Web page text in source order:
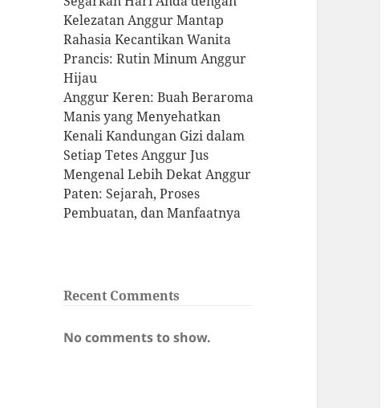
Kelezatan Anggur Mantap
Rahasia Kecantikan Wanita
Prancis: Rutin Minum Anggur
Hijau
Anggur Keren: Buah Beraroma
Manis yang Menyehatkan
Kenali Kandungan Gizi dalam
Setiap Tetes Anggur Jus
Mengenal Lebih Dekat Anggur
Paten: Sejarah, Proses
Pembuatan, dan Manfaatnya
Recent Comments
No comments to show.